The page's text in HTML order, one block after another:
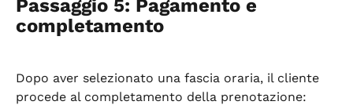
Passaggio 5: Pagamento e
completamento
Dopo aver selezionato una fascia oraria, il cliente
procede al completamento della prenotazione: